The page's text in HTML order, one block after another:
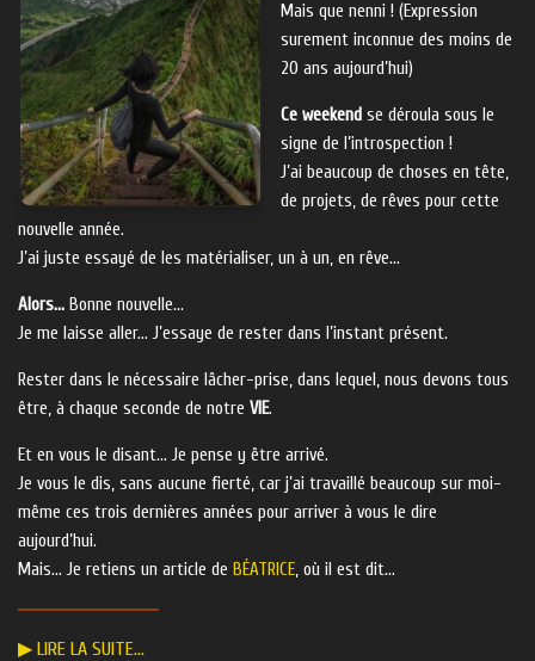
Mais que nenni ! (Expression
surement inconnue des moins de
20 ans aujourd’hui)
Ce weekend se déroula sous le
signe de l’introspection !
J’ai beaucoup de choses en tête,
de projets, de rêves pour cette
nouvelle année.
J’ai juste essayé de les matérialiser, un à un, en rêve…
Alors… Bonne nouvelle…
Je me laisse aller… J’essaye de rester dans l’instant présent.
Rester dans le nécessaire lâcher-prise, dans lequel, nous devons tous
être, à chaque seconde de notre VIE.
Et en vous le disant… Je pense y être arrivé.
Je vous le dis, sans aucune fierté, car j’ai travaillé beaucoup sur moi-
même ces trois dernières années pour arriver à vous le dire
aujourd’hui.
Mais… Je retiens un article de BÉATRICE, où il est dit…
▶ LIRE LA SUITE…